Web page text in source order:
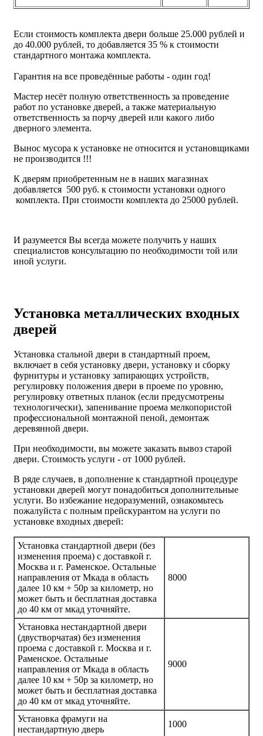
Если стоимость комплекта двери больше 25.000 рублей и
до 40.000 рублей, то добавляется 35 % к стоимости
стандартного монтажа комплекта.
Гарантия на все проведённые работы - один год!
Мастер несёт полную ответственность за проведение
работ по установке дверей, а также материальную
ответственность за порчу дверей или какого либо
дверного элемента.
Вынос мусора к установке не относится и установщиками
не производится !!!
К дверям приобретенным не в наших магазинах
добавляется 500 руб. к стоимости установки одного
комплекта. При стоимости комплекта до 25000 рублей.
И разумеется Вы всегда можете получить у наших
специалистов консультацию по необходимости той или
иной услуги.
Установка металлических входных
дверей
Установка стальной двери в стандартный проем,
включает в себя установку двери, установку и сборку
фурнитуры и установку запирающих устройств,
регулировку положения двери в проеме по уровню,
регулировку ответных планок (если предусмотрены
технологически), запенивание проема мелкопористой
профессиональной монтажной пеной, демонтаж
деревянной двери.
При необходимости, вы можете заказать вывоз старой
двери. Стоимость услуги - от 1000 рублей.
В ряде случаев, в дополнение к стандартной процедуре
установки дверей могут понадобиться дополнительные
услуги. Во избежание недоразумений, ознакомьтесь
пожалуйста с полным прейскурантом на услуги по
установке входных дверей:
Установка стандартной двери (без
изменения проема) с доставкой г.
Москва и г. Раменское. Остальные
направления от Мкада в область
далее 10 км + 50р за километр, но
может быть и бесплатная доставка
до 40 км от мкад уточняйте.
8000
Установка нестандартной двери
(двустворчатая) без изменения
проема с доставкой г. Москва и г.
Раменское. Остальные
направления от Мкада в область
далее 10 км + 50р за километр, но
может быть и бесплатная доставка
до 40 км от мкад уточняйте.
9000
Установка фрамуги на
нестандартную дверь
1000